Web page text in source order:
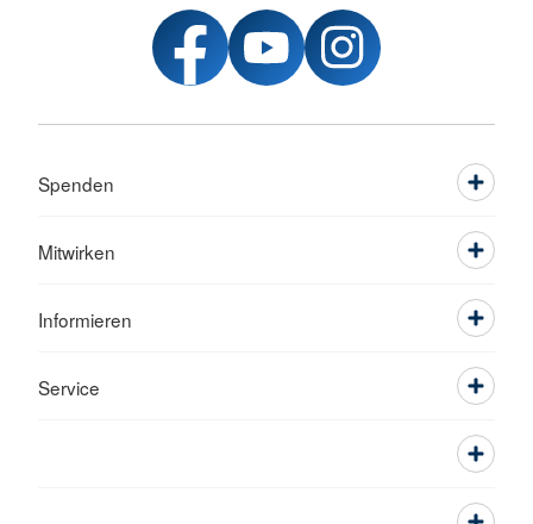
Spenden
Mitwirken
Informieren
Service